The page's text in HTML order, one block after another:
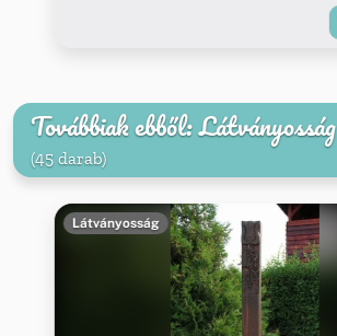
Továbbiak ebből: Látványosság
(45 darab)
Látványosság